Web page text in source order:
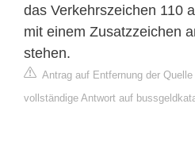
das Verkehrszeichen 110
mit einem Zusatzzeichen
stehen.
Antrag auf Entfernung der Quelle
vollständige Antwort auf